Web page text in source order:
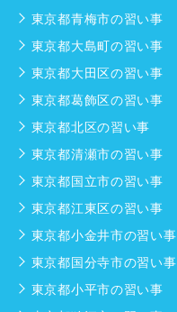
東京都青梅市の習い事
東京都大島町の習い事
東京都大田区の習い事
東京都葛飾区の習い事
東京都北区の習い事
東京都清瀬市の習い事
東京都国立市の習い事
東京都江東区の習い事
東京都小金井市の習い事
東京都国分寺市の習い事
東京都小平市の習い事